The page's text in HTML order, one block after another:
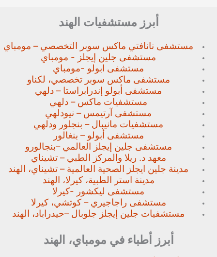
أبرز مستشفيات الهند
مستشفى نانافتي ماكس سوبر التخصصي – مومباي
مستشفى جلين إيجلز - مومباي
مستشفى ابولو -مومباي
مستشفى ماكس سوبر تخصصي، لكناو
مستشفى أبولو إندرابراستا – دلهي
مستشفيات ماكس – دلهي
مستشفى آرتيمس – نيودلهي
مستشفيات مانيبال – بنجلور ودلهي
مستشفى أبولو – بنغالور
مستشفى جلين إيجلز العالمي –بنجالورو
معهد د. ريلا والمركز الطبي – تشيناي
مدينة جلين ايجلز الصحية العالمية – تشيناي، الهند
مدينة استر الطبية، كيرلا، الهند
مستشفى ليكشور -كيرلا
مستشفى راجاجيري – كوتشي، كيرلا
مستشفيات جلين إيجلز جلوبال –حيدراباد، الهند
أبرز أطباء في مومباي، الهند